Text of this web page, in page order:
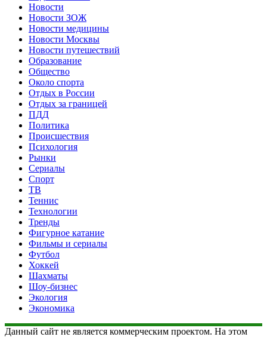
Новости
Новости ЗОЖ
Новости медицины
Новости Москвы
Новости путешествий
Образование
Общество
Около спорта
Отдых в России
Отдых за границей
ПДД
Политика
Происшествия
Психология
Рынки
Сериалы
Спорт
ТВ
Теннис
Технологии
Тренды
Фигурное катание
Фильмы и сериалы
Футбол
Хоккей
Шахматы
Шоу-бизнес
Экология
Экономика
Данный сайт не является коммерческим проектом. На этом